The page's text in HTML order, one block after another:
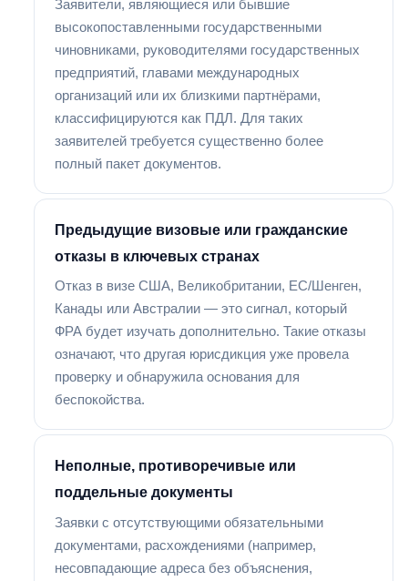
Заявители, являющиеся или бывшие
высокопоставленными государственными
чиновниками, руководителями государственных
предприятий, главами международных
организаций или их близкими партнёрами,
классифицируются как ПДЛ. Для таких
заявителей требуется существенно более
полный пакет документов.
Предыдущие визовые или гражданские
отказы в ключевых странах
Отказ в визе США, Великобритании, ЕС/Шенген,
Канады или Австралии — это сигнал, который
ФРА будет изучать дополнительно. Такие отказы
означают, что другая юрисдикция уже провела
проверку и обнаружила основания для
беспокойства.
Неполные, противоречивые или
поддельные документы
Заявки с отсутствующими обязательными
документами, расхождениями (например,
несовпадающие адреса без объяснения,